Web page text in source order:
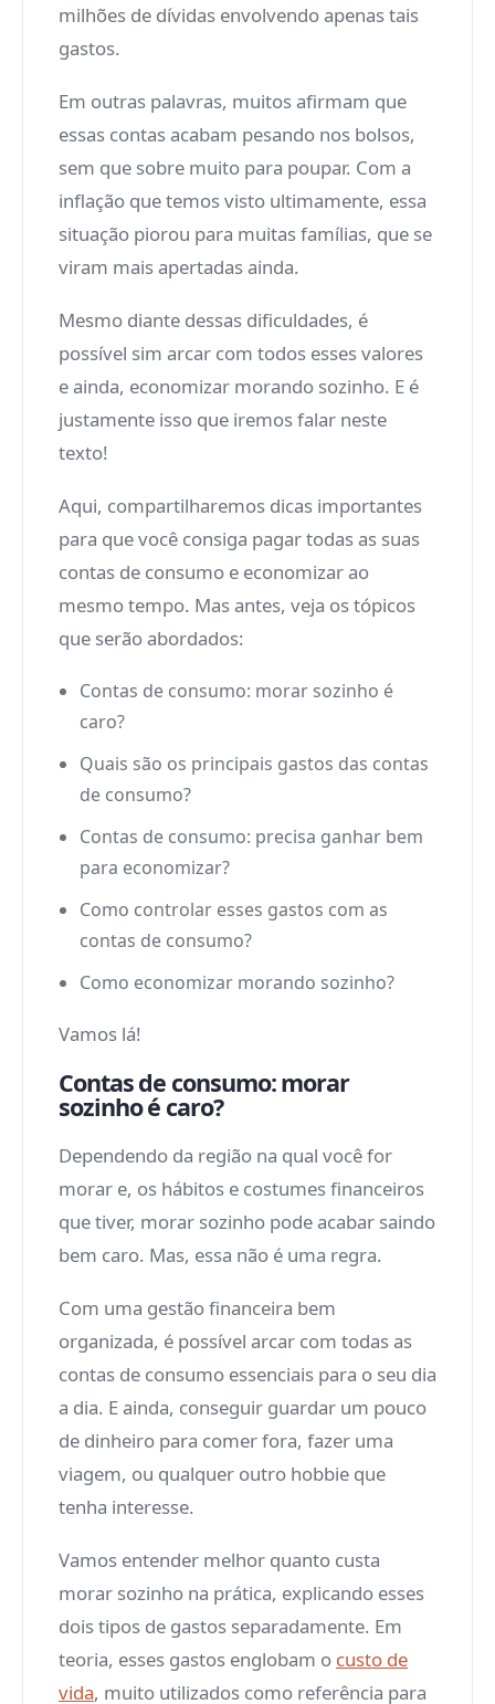
milhões de dívidas envolvendo apenas tais
gastos.
Em outras palavras, muitos afirmam que
essas contas acabam pesando nos bolsos,
sem que sobre muito para poupar. Com a
inflação que temos visto ultimamente, essa
situação piorou para muitas famílias, que se
viram mais apertadas ainda.
Mesmo diante dessas dificuldades, é
possível sim arcar com todos esses valores
e ainda, economizar morando sozinho. E é
justamente isso que iremos falar neste
texto!
Aqui, compartilharemos dicas importantes
para que você consiga pagar todas as suas
contas de consumo e economizar ao
mesmo tempo. Mas antes, veja os tópicos
que serão abordados:
Contas de consumo: morar sozinho é
caro?
Quais são os principais gastos das contas
de consumo?
Contas de consumo: precisa ganhar bem
para economizar?
Como controlar esses gastos com as
contas de consumo?
Como economizar morando sozinho?
Vamos lá!
Contas de consumo: morar
sozinho é caro?
Dependendo da região na qual você for
morar e, os hábitos e costumes financeiros
que tiver, morar sozinho pode acabar saindo
bem caro. Mas, essa não é uma regra.
Com uma gestão financeira bem
organizada, é possível arcar com todas as
contas de consumo essenciais para o seu dia
a dia. E ainda, conseguir guardar um pouco
de dinheiro para comer fora, fazer uma
viagem, ou qualquer outro hobbie que
tenha interesse.
Vamos entender melhor quanto custa
morar sozinho na prática, explicando esses
dois tipos de gastos separadamente. Em
teoria, esses gastos englobam o custo de
vida, muito utilizados como referência para